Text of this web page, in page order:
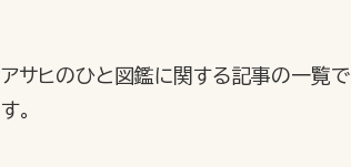
アサヒのひと図鑑に関する記事の一覧で
す。